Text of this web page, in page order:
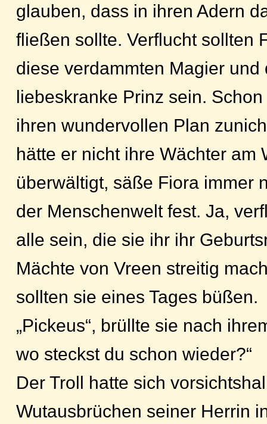
glauben, dass in ihren Adern
fließen sollte. Verflucht sollten
diese verdammten Magier und
liebeskranke Prinz sein.
ihren wundervollen Plan
hätte er nicht ihre Wächter am
überwältigt, säße Fiora immer
der Menschenwelt fest. Ja,
alle sein, die sie ihr ihr
Mächte von Vreen streitig
sollten sie eines Tages büßen.
„Pickeus“, brüllte sie nach
wo steckst du schon wieder?“
Der Troll hatte sich
Wutausbrüchen seiner Herrin